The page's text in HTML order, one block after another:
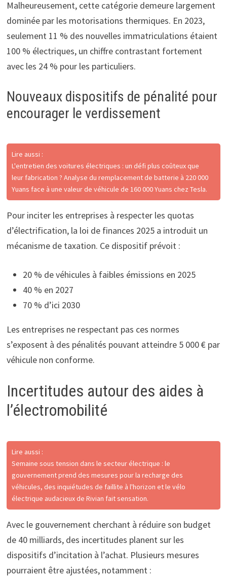
Malheureusement, cette catégorie demeure largement
dominée par les motorisations thermiques. En 2023,
seulement 11 % des nouvelles immatriculations étaient
100 % électriques, un chiffre contrastant fortement
avec les 24 % pour les particuliers.
Nouveaux dispositifs de pénalité pour
encourager le verdissement
Lire aussi :
L'entretien des voitures électriques : un défi plus coûteux que
leur fabrication ? Analyse du remplacement de batterie à 220 000
Yuans face à une valeur de véhicule de 160 000 Yuans chez Tesla.
Pour inciter les entreprises à respecter les quotas
d’électrification, la loi de finances 2025 a introduit un
mécanisme de taxation. Ce dispositif prévoit :
20 % de véhicules à faibles émissions en 2025
40 % en 2027
70 % d’ici 2030
Les entreprises ne respectant pas ces normes
s’exposent à des pénalités pouvant atteindre 5 000 € par
véhicule non conforme.
Incertitudes autour des aides à
l’électromobilité
Lire aussi :
Semaine sous tension dans le secteur électrique : le
gouvernement prend des mesures pour la recharge des
véhicules, des inquiétudes de faillite à l'horizon et le vélo
électrique audacieux de Rivian fait sensation.
Avec le gouvernement cherchant à réduire son budget
de 40 milliards, des incertitudes planent sur les
dispositifs d’incitation à l’achat. Plusieurs mesures
pourraient être ajustées, notamment :